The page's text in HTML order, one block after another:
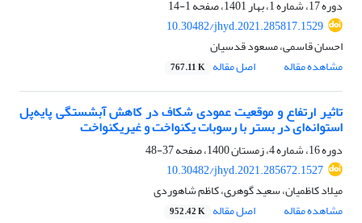
دوره 17، شماره 1، بهار 1401، صفحه
1-14
10.30482/jhyd.2021.285817.1529
احسان قاسمی، مسعود قدسیان
مشاهده مقاله
اصل مقاله 767.11 K
تاثیر ارتفاع و موقعیت عمودی شکاف در کاهش آبشستگی پایه‌پل
استوانه‌ای در بستر با رسوبات یکنواخت و غیر‌یکنواخت
دوره 16، شماره 4، زمستان 1400، صفحه
37-48
10.30482/jhyd.2021.285672.1527
میلاد کاظمیان، سعید گوهری، کاظم شاهوردی
مشاهده مقاله
اصل مقاله 952.42 K